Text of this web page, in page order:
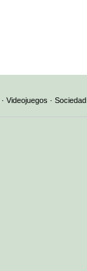
· Videojuegos · Sociedad